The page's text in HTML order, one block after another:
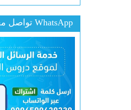
WhatsApp تواصل معنا